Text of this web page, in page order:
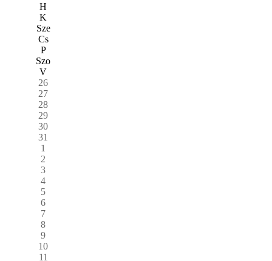
H
K
Sze
Cs
P
Szo
V
26
27
28
29
30
31
1
2
3
4
5
6
7
8
9
10
11